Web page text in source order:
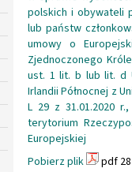
polskich i obywateli
lub państw
umowy o
Zjednoczonego
ust. 1 lit. b lub lit. d
Irlandii Północnej z
L 29 z 31.01.2020
terytorium
Europejskiej
Pobierz plik
pdf